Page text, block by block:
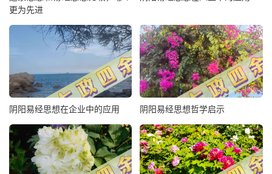
更为先进
阴阳易经思想在企业中的应用 阴阳易经思想哲学启示